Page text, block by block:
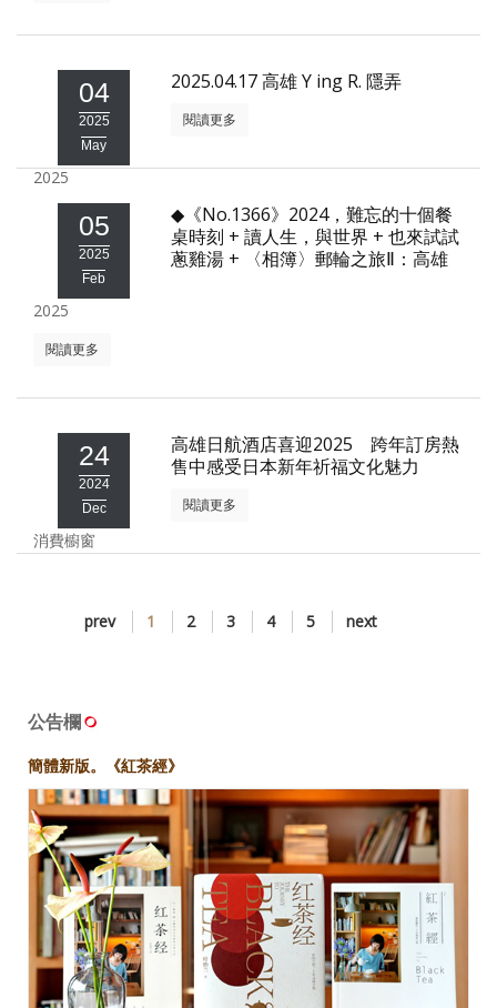
04
2025
May
2025.04.17 高雄 Y ing R. 隱弄
2025
閱讀更多
05
2025
Feb
◆《No.1366》2024，難忘的十個餐
桌時刻 + 讀人生，與世界 + 也來試試
蔥雞湯 + 〈相簿〉郵輪之旅Ⅱ：高雄
2025
閱讀更多
24
2024
Dec
高雄日航酒店喜迎2025 跨年訂房熱
售中感受日本新年祈福文化魅力
消費櫥窗
閱讀更多
prev 1 2 3 4 5 next
公告欄
簡體新版。《紅茶經》